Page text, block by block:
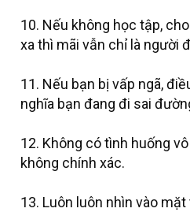
10. Nếu không học tập,
xa thì mãi vẫn chỉ là người
11. Nếu bạn bị vấp ngã,
nghĩa bạn đang đi sai
12. Không có tình huống
không chính xác.
13. Luôn luôn nhìn vào